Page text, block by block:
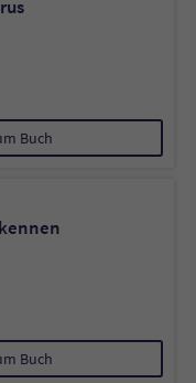
Buch
Buch
zu